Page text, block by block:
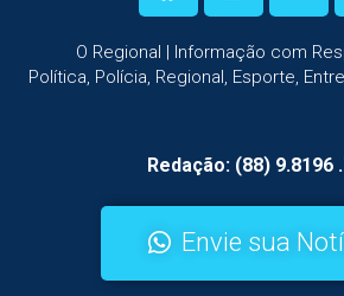
O Regional | Informação com
Política, Polícia, Regional, Esporte,
Redação: (88) 9.8196
Envie sua